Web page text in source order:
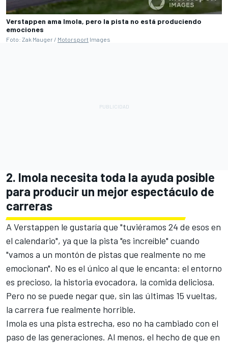
Verstappen ama Imola, pero la pista no está produciendo
emociones
Foto: Zak Mauger / Motorsport Images
2. Imola necesita toda la ayuda posible
para producir un mejor espectáculo de
carreras
A Verstappen le gustaría que "tuviéramos 24 de esos en
el calendario", ya que la pista "es increíble" cuando
"vamos a un montón de pistas que realmente no me
emocionan". No es el único al que le encanta: el entorno
es precioso, la historia evocadora, la comida deliciosa.
Pero no se puede negar que, sin las últimas 15 vueltas,
la carrera fue realmente horrible.
Imola es una pista estrecha, eso no ha cambiado con el
paso de las generaciones. Al menos, el hecho de que en